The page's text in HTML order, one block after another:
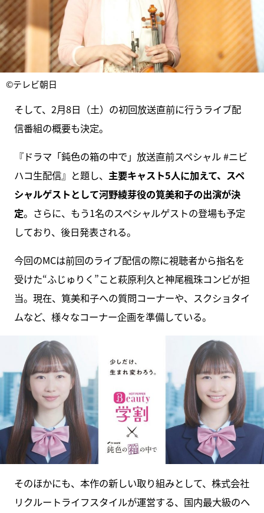
©テレビ朝日
そして、2月8日（土）の初回放送直前に行うライブ配
信番組の概要も決定。
『ドラマ「鈍色の箱の中で」放送直前スペシャル #ニビ
ハコ生配信』と題し、 主要キャスト5人に加えて、スペ
シャルゲストとして河野綾芽役の筧美和子の出演が決
定。さらに、もう1名のスペシャルゲストの登場も予定
しており、後日発表される。
今回のMCは前回のライブ配信の際に視聴者から指名を
受けた“ふじゅりく”こと萩原利久と神尾楓珠コンビが担
当。現在、筧美和子への質問コーナーや、スクショタイ
ムなど、様々なコーナー企画を準備している。
そのほかにも、本作の新しい取り組みとして、株式会社
リクルートライフスタイルが運営する、国内最大級のヘ